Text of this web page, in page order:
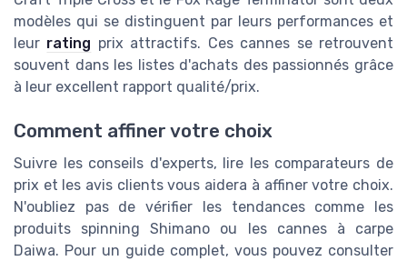
modèles qui se distinguent par leurs performances et
leur rating prix attractifs. Ces cannes se retrouvent
souvent dans les listes d'achats des passionnés grâce
à leur excellent rapport qualité/prix.
Comment affiner votre choix
Suivre les conseils d'experts, lire les comparateurs de
prix et les avis clients vous aidera à affiner votre choix.
N'oubliez pas de vérifier les tendances comme les
produits spinning Shimano ou les cannes à carpe
Daiwa. Pour un guide complet, vous pouvez consulter